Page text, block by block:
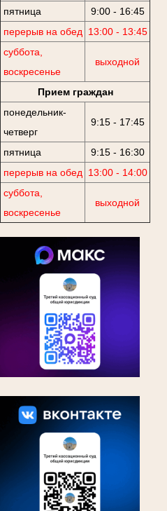
пятница
9:00 - 16:45
перерыв на обед
13:00 - 13:45
суббота,
воскресенье
выходной
Прием граждан
понедельник-
четверг
9:15 - 17:45
пятница
9:15 - 16:30
перерыв на обед
13:00 - 14:00
суббота,
воскресенье
выходной